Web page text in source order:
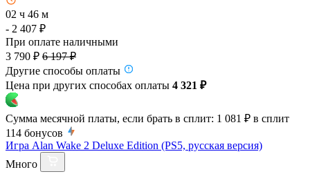
02 ч 46 м
- 2 407 ₽
При оплате наличными
3 790 ₽ 6 197 ₽
Другие способы оплаты
Цена при других способах оплаты 4 321 ₽
Сумма месячной платы, если брать в сплит: 1 081 ₽ в сплит
114 бонусов
Игра Alan Wake 2 Deluxe Edition (PS5, русская версия)
Много